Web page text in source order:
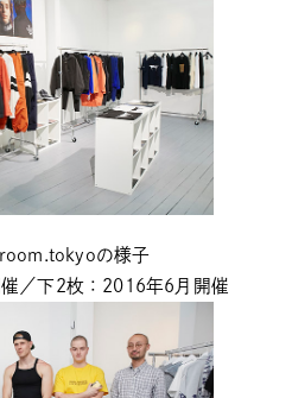
の様子
／下2枚：2016年6月開催